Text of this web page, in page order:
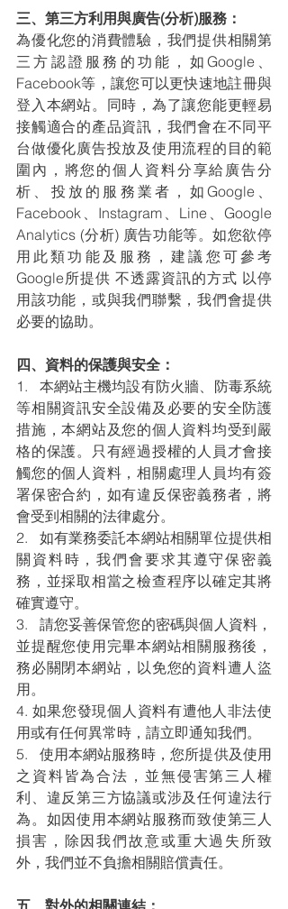
三、第三方利用與廣告(分析)服務：
為優化您的消費體驗，我們提供相關第
三方認證服務的功能，如Google、
Facebook等，讓您可以更快速地註冊與
登入本網站。同時，為了讓您能更輕易
接觸適合的產品資訊，我們會在不同平
台做優化廣告投放及使用流程的目的範
圍內，將您的個人資料分享給廣告分
析、投放的服務業者，如Google、
Facebook、Instagram、Line、Google
Analytics (分析) 廣告功能等。如您欲停
用此類功能及服務，建議您可參考
Google所提供 不透露資訊的方式 以停
用該功能，或與我們聯繫，我們會提供
必要的協助。
四、資料的保護與安全：
1.   本網站主機均設有防火牆、防毒系統
等相關資訊安全設備及必要的安全防護
措施，本網站及您的個人資料均受到嚴
格的保護。只有經過授權的人員才會接
觸您的個人資料，相關處理人員均有簽
署保密合約，如有違反保密義務者，將
會受到相關的法律處分。
2.   如有業務委託本網站相關單位提供相
關資料時，我們會要求其遵守保密義
務，並採取相當之檢查程序以確定其將
確實遵守。
3.   請您妥善保管您的密碼與個人資料，
並提醒您使用完畢本網站相關服務後，
務必關閉本網站，以免您的資料遭人盜
用。
4. 如果您發現個人資料有遭他人非法使
用或有任何異常時，請立即通知我們。
5.   使用本網站服務時，您所提供及使用
之資料皆為合法，並無侵害第三人權
利、違反第三方協議或涉及任何違法行
為。如因使用本網站服務而致使第三人
損害，除因我們故意或重大過失所致
外，我們並不負擔相關賠償責任。
五、對外的相關連結：